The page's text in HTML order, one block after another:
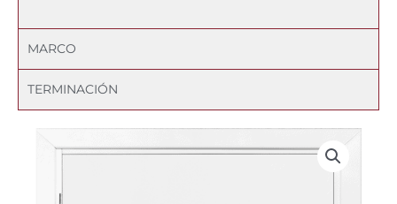
MARCO
TERMINACIÓN